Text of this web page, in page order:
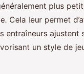
plus
Cela leur permet
entraîneurs ajustent
un style de